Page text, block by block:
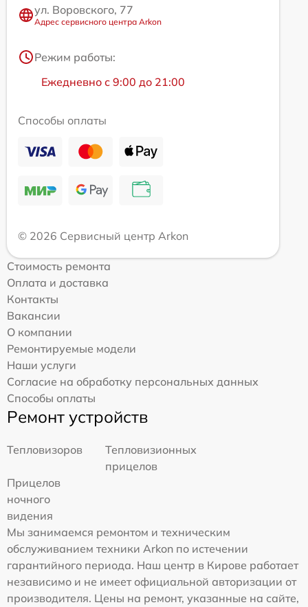
ул. Воровского, 77
Адрес сервисного центра Arkon
Режим работы:
Ежедневно с 9:00 до 21:00
Способы оплаты
© 2026 Сервисный центр Arkon
Стоимость ремонта
Оплата и доставка
Контакты
Вакансии
О компании
Ремонтируемые модели
Наши услуги
Согласие на обработку персональных данных
Способы оплаты
Ремонт устройств
Тепловизоров
Тепловизионных
прицелов
Прицелов
ночного
видения
Мы занимаемся ремонтом и техническим
обслуживанием техники Arkon по истечении
гарантийного периода. Наш центр в Кирове работает
независимо и не имеет официальной авторизации от
производителя. Цены на ремонт, указанные на сайте,